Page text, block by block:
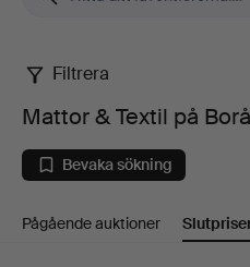
Mattor
Textil
på
Filtrera
Mattor & Textil på
Bevaka sökning
Pågående auktioner